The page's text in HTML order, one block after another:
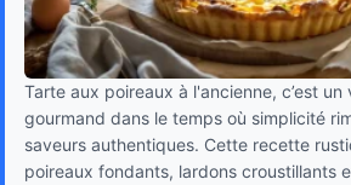
Tarte aux poireaux à l'ancienne, c’est un
gourmand dans le temps où simplicité
saveurs authentiques. Cette recette
poireaux fondants, lardons croustillants